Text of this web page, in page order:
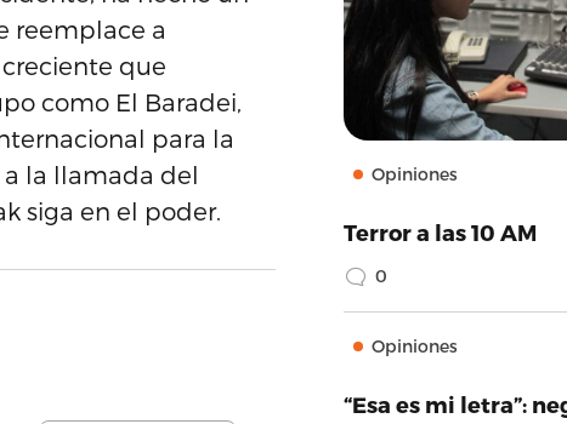
reemplace a
que
como El Baradei,
para la
a la llamada del
siga en el poder.
Opiniones
Terror a las 10 AM
0
Opiniones
“Esa es mi letra”: